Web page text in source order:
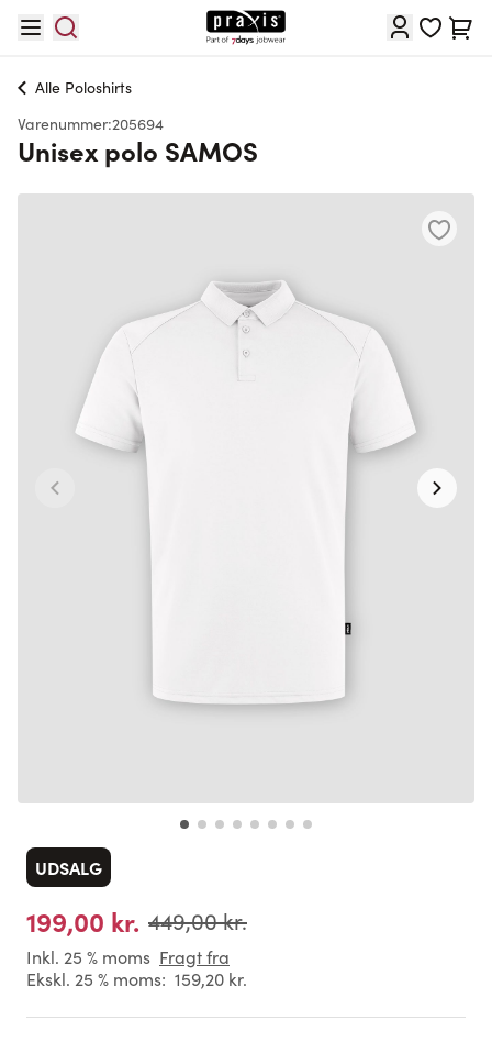
Cart
Alle Poloshirts
Varenummer:205694
Unisex polo SAMOS
UDSALG
199,00 kr. 449,00 kr.
Inkl. 25 % moms Fragt fra
Ekskl. 25 % moms: 159,20 kr.